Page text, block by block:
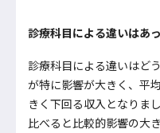
診療科目による違いはあ
診療科目による違いはど
が特に影響が大きく、平
きく下回る収入となりま
比べると比較的影響の大